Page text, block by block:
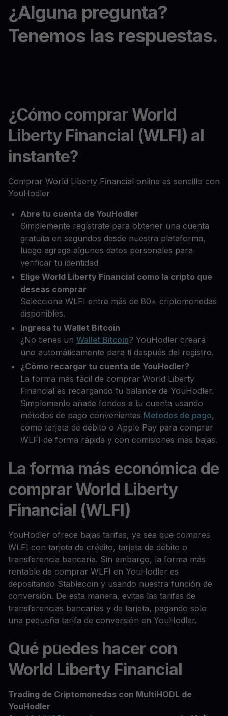
¿Alguna pregunta?
Tenemos las respuestas.
¿Cómo comprar World
Liberty Financial (WLFI) al
instante?
Comprar World Liberty Financial online es sencillo con
YouHodler
Abre tu cuenta de YouHodler
Simplemente regístrate para obtener una cuenta
gratuita en segundos desde nuestra plataforma,
luego agrega algunos datos personales para
verificar tu identidad
Elige World Liberty Financial como la cripto que
deseas comprar
Selecciona WLFI entre más de 80+ criptomonedas
disponibles.
Ingresa tu Wallet Bitcoin
¿No tienes un Wallet Bitcoin? YouHodler creará
uno automáticamente para ti después del registro.
¿Cómo recargar tu cuenta de YouHodler?
La forma más fácil de comprar World Liberty
Financial es recargando tu balance de YouHodler.
Simplemente añade fondos a tu cuenta usando
métodos de pago convenientes Metodos de pago,
como tarjeta de débito o Apple Pay para comprar
WLFI de forma rápida y con comisiones más bajas.
La forma más económica de
comprar World Liberty
Financial (WLFI)
YouHodler ofrece bajas tarifas, ya sea que compres
WLFI con tarjeta de crédito, tarjeta de débito o
transferencia bancaria. Sin embargo, la forma más
rentable de comprar WLFI en YouHodler es
depositando Stablecoin y usando nuestra función de
conversión. De esta manera, evitas las tarifas de
transferencias bancarias y de tarjeta, pagando solo
una pequeña tarifa de conversión en YouHodler.
Qué puedes hacer con
World Liberty Financial
Trading de Criptomonedas con MultiHODL de
YouHodler